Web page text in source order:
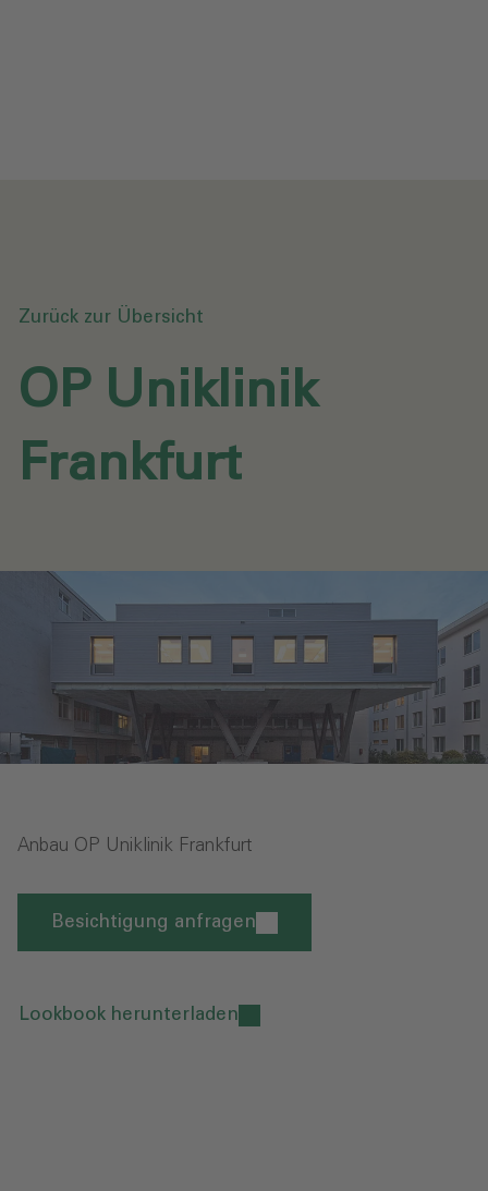
Zurück zur Übersicht
OP Uniklinik
Frankfurt‎
Anbau OP Uniklinik Frankfurt
Besichtigung anfragen
Lookbook herunterladen